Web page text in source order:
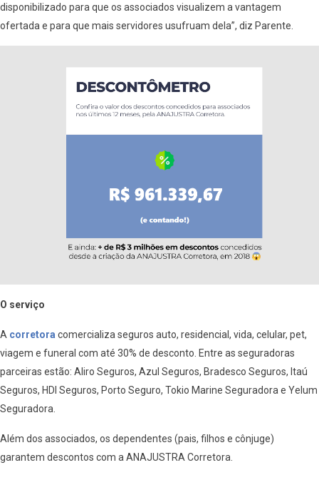
disponibilizado para que os associados visualizem a vantagem
ofertada e para que mais servidores usufruam dela”, diz Parente.
O serviço
A corretora comercializa seguros auto, residencial, vida, celular, pet,
viagem e funeral com até 30% de desconto. Entre as seguradoras
parceiras estão: Aliro Seguros, Azul Seguros, Bradesco Seguros, Itaú
Seguros, HDI Seguros, Porto Seguro, Tokio Marine Seguradora e Yelum
Seguradora.
Além dos associados, os dependentes (pais, filhos e cônjuge)
garantem descontos com a ANAJUSTRA Corretora.